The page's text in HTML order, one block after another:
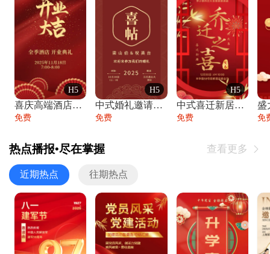
H5
喜庆高端酒店开业大吉邀请函
免费
H5
中式婚礼邀请函中国风传统复古婚礼请柬请帖
免费
H5
中式喜迁新居乔迁之喜邀请函宴会请帖
免费 免
热点播报•尽在掌握 查看更多 
近期热点 往期热点